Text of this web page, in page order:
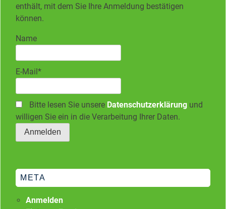
enthält, mit dem Sie Ihre Anmeldung bestätigen
können.
Name
E-Mail*
Bitte lesen Sie unsere Datenschutzerklärung und
willigen Sie ein in die Verarbeitung Ihrer Daten.
META
Anmelden